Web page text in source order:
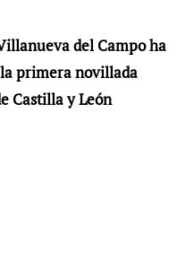
del Campo ha
primera novillada
Castilla y León